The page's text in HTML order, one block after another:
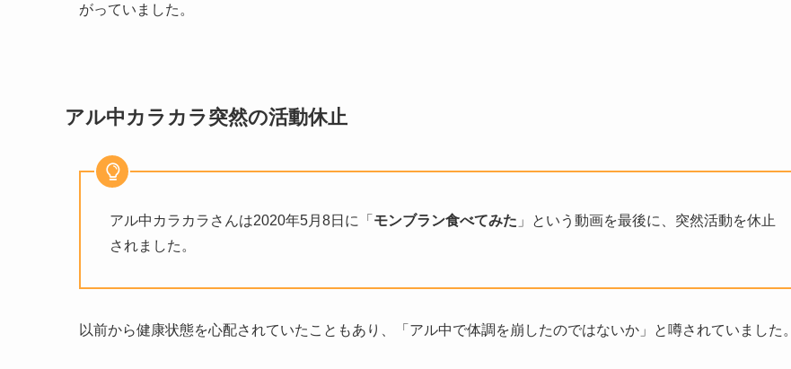
がっていました。
アル中カラカラ突然の活動休止
アル中カラカラさんは2020年5月8日に「 モンブラン食べてみた 」という動画を最後に、突然活動を休止
されました。
以前から健康状態を心配されていたこともあり、「アル中で体調を崩したのではないか」と噂されていました。